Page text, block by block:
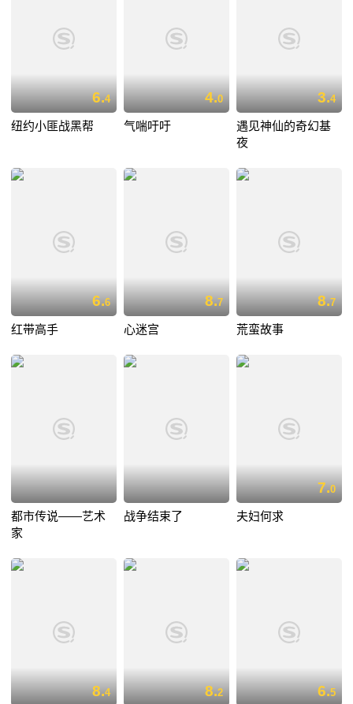
6.4
纽约小匪战黑帮
4.0
气喘吁吁
3.4
遇见神仙的奇幻基
夜
6.6
红带高手
8.7
心迷宫
8.7
荒蛮故事
都市传说——艺术
家
战争结束了
7.0
夫妇何求
8.4 8.2 6.5